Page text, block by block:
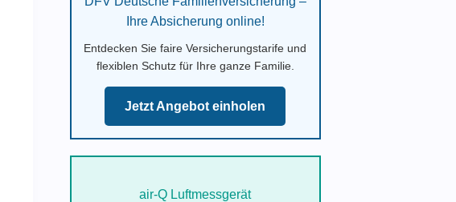
Ihre Absicherung online!
Entdecken Sie faire Versicherungstarife und
flexiblen Schutz für Ihre ganze Familie.
Jetzt Angebot einholen
air-Q Luftmessgerät